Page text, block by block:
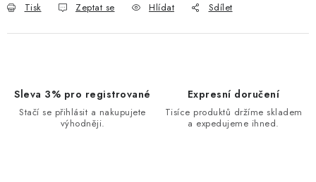
Tisk Zeptat se Hlídat Sdílet
Sleva 3% pro registrované
Stačí se přihlásit a nakupujete
výhodněji.
Expresní doručení
Tisíce produktů držíme skladem
a expedujeme ihned.